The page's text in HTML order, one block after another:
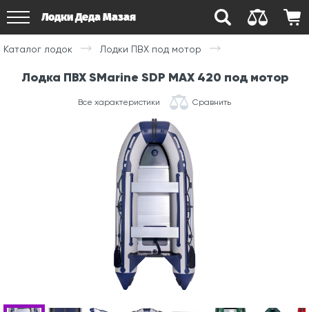
Лодки Деда Мазая
Каталог лодок Лодки ПВХ под мотор
Лодка ПВХ SMarine SDP MAX 420 под мотор
Все характеристики Сравнить